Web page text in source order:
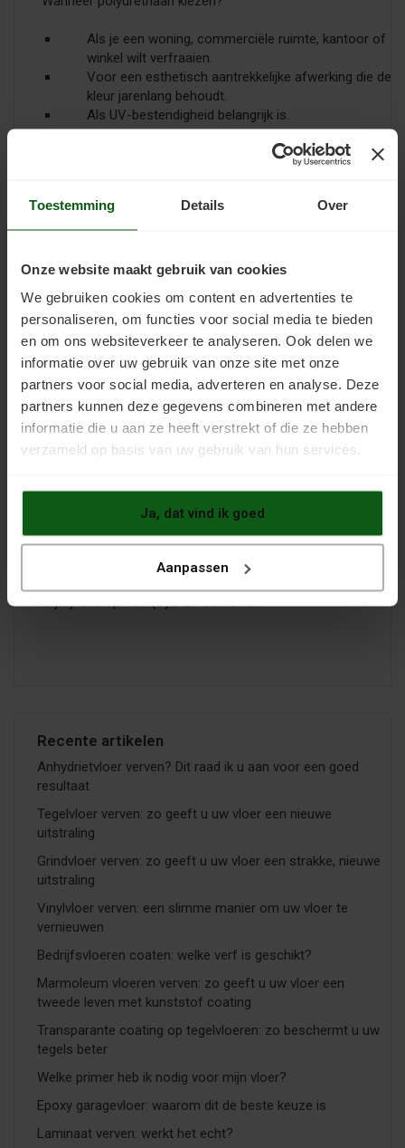
Toestemming Details Over
Onze website maakt gebruik van cookies
We gebruiken cookies om content en advertenties te
personaliseren, om functies voor social media te bieden
en om ons websiteverkeer te analyseren. Ook delen we
informatie over uw gebruik van onze site met onze
partners voor social media, adverteren en analyse. Deze
partners kunnen deze gegevens combineren met andere
informatie die u aan ze heeft verstrekt of die ze hebben
verzameld op basis van uw gebruik van hun services.
Ja, dat vind ik goed
Aanpassen
Als je een woning, commerciële ruimte, kantoor of
winkel wilt verfraaien.
Voor een esthetisch aantrekkelijke afwerking die de
kleur jarenlang behoudt.
Als UV-bestendigheid belangrijk is.
In het kort, kies epoxy voor maximale duurzaamheid
en waar enige flexibiliteit gewenst is.
In beide gevallen is het essentieel om de vloer goed
van de fabrikant aan te brengen voor het beste
resultaat.
Vloercoatings in onze webshop
In onze webshop bieden we 2-componenten
vloercoatings van beide typen aan.
Hier vindt u onze polyurethaan coatings
aanbieden zijn Inno Coatings en Vista.
vrijblijvend op+31 (0)6 26 839 279.
Recente artikelen
Anhydrietvloer verven? Dit raad ik u aan voor een goed
resultaat
Tegelvloer verven: zo geeft u uw vloer een nieuwe
uitstraling
Grindvloer verven: zo geeft u uw vloer een strakke, nieuwe
uitstraling
Vinylvloer verven: een slimme manier om uw vloer te
vernieuwen
Bedrijfsvloeren coaten: welke verf is geschikt?
Marmoleum vloeren verven: zo geeft u uw vloer een
tweede leven met kunststof coating
Transparante coating op tegelvloeren: zo beschermt u uw
tegels beter
Welke primer heb ik nodig voor mijn vloer?
Epoxy garagevloer: waarom dit de beste keuze is
Laminaat verven: werkt het echt?